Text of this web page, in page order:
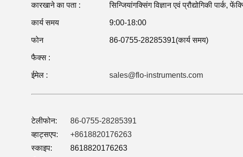
कारखाने का पता : सिन्जियांगक्सिंग विज्ञान एवं प्रौद्योगिकी
कार्य समय 9:00-18:00
फोन 86-0755-28285391(कार्य समय)
फैक्स :
ईमेल : sales@flo-instruments.com
टेलीफोन:
86-0755-28285391
व्हाट्सएप:
+8618820176263
स्काइप:
8618820176263